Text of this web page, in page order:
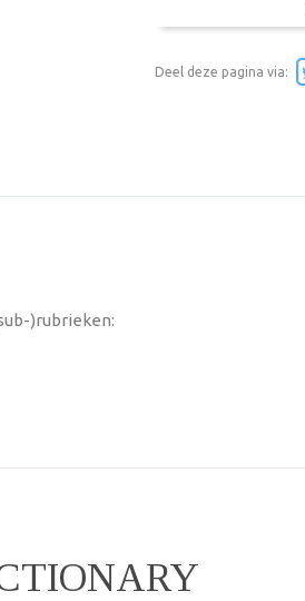
Deel deze pagina via:
)rubrieken: